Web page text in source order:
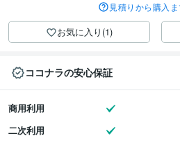
見積りから購入
お気に入り(1)
ココナラの安心保証
商用利用
二次利用